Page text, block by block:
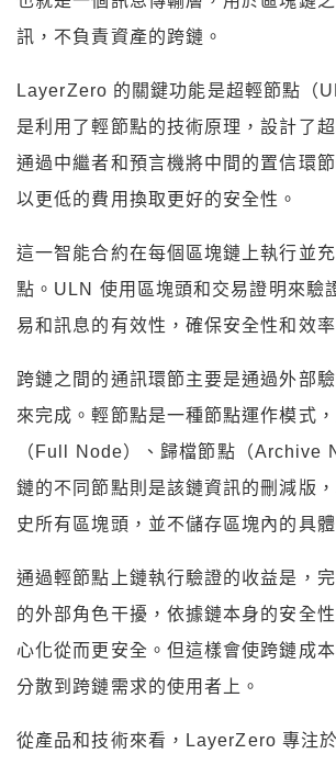
訊，不負責資產的跨鏈。
LayerZero 的關鍵功能是超輕節點（
是利用了輕節點的技術原理，設計了
通過中繼者和預言機將中間的置信環
以更低的費用換取更好的安全性。
這一智能合約在每個區塊鏈上執行並
點。ULN 使用區塊頭和交易證明來驗
易和訊息的有效性，確保安全性和效率
跨鏈之間的通訊環節主要是通過外部
來完成。輕節點是一種節點運作模式
（Full Node）、歸檔節點（Archive
鏈的不同節點則是該鏈資訊的刪減版
史所有區塊頭，並不儲存區塊內的具體
通過輕節點上鏈執行驗證的收益是，
的外部角色干擾，依據鏈本身的安全
心化從而更安全。但這樣會使跨鏈成
分散到跨鏈需求的使用者上。
從產品和技術來看，LayerZero 專注